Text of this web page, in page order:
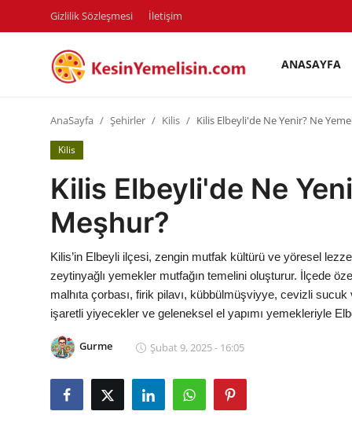
Gizlilik Sözleşmesi İletişim
ANASAYFA
Diyet & Sağlıklı Beslenme
Şehirler
Helal Gıda & Dini Hükümler
Gıda Güvenliği & Bilimi
Kalori & Diyet Rehberi
Mutfak Püf Noktaları & İpuçları
AnaSayfa Şehirler Kilis Kilis Elbeyli'de Ne Yenir? Ne
Kilis
Kilis Elbeyli'de Ne
Meşhur?
Kilis’in Elbeyli ilçesi, zengin mutfak kültürü ve yöresel
zeytinyağlı yemekler mutfağın temelini oluşturur. İlçede
malhıta çorbası, firik pilavı, kübbülmüşviyye, cevizli sucuk
işaretli yiyecekler ve geleneksel el yapımı yemekleriyle
Gurme Şubat 9, 2025 - 16:05